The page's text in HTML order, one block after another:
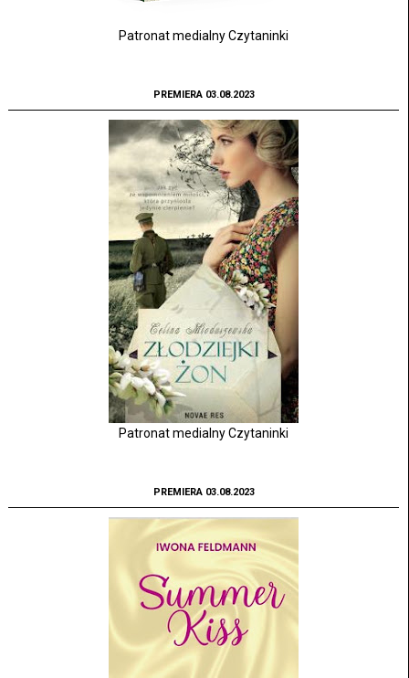
Patronat medialny Czytaninki
PREMIERA 03.08.2023
Patronat medialny Czytaninki
PREMIERA 03.08.2023